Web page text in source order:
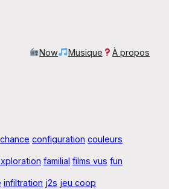
Now Musique À propos
chance configuration couleurs
familial films vus fun
infiltration j2s jeu coop